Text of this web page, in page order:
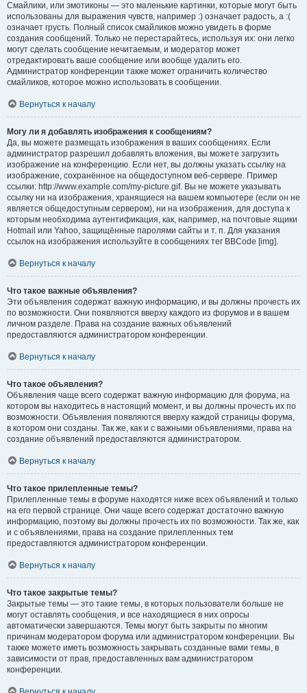
Смайлики, или эмотиконы — это маленькие картинки, которые могут быть
использованы для выражения чувств, например :) означает радость, а :(
означает грусть. Полный список смайликов можно увидеть в форме
создания сообщений. Только не перестарайтесь, используя их: они легко
могут сделать сообщение нечитаемым, и модератор может
отредактировать ваше сообщение или вообще удалить его.
Администратор конференции также может ограничить количество
смайликов, которое можно использовать в сообщении.
Вернуться к началу
Могу ли я добавлять изображения к сообщениям?
Да, вы можете размещать изображения в ваших сообщениях. Если
администратор разрешил добавлять вложения, вы можете загрузить
изображение на конференцию. Если нет, вы должны указать ссылку на
изображение, сохранённое на общедоступном веб-сервере. Пример
ссылки: http://www.example.com/my-picture.gif. Вы не можете указывать
ссылку ни на изображения, хранящиеся на вашем компьютере (если он не
является общедоступным сервером), ни на изображения, для доступа к
которым необходима аутентификация, как, например, на почтовые ящики
Hotmail или Yahoo, защищённые паролями сайты и т. п. Для указания
ссылок на изображения используйте в сообщениях тег BBCode [img].
Вернуться к началу
Что такое важные объявления?
Эти объявления содержат важную информацию, и вы должны прочесть их
по возможности. Они появляются вверху каждого из форумов и в вашем
личном разделе. Права на создание важных объявлений
предоставляются администратором конференции.
Вернуться к началу
Что такое объявления?
Объявления чаще всего содержат важную информацию для форума, на
котором вы находитесь в настоящий момент, и вы должны прочесть их по
возможности. Объявления появляются вверху каждой страницы форума,
в котором они созданы. Так же, как и с важными объявлениями, права на
создание объявлений предоставляются администратором.
Вернуться к началу
Что такое прилепленные темы?
Прилепленные темы в форуме находятся ниже всех объявлений и только
на его первой странице. Они чаще всего содержат достаточно важную
информацию, поэтому вы должны прочесть их по возможности. Так же, как
и с объявлениями, права на создание прилепленных тем
предоставляются администратором конференции.
Вернуться к началу
Что такое закрытые темы?
Закрытые темы — это такие темы, в которых пользователи больше не
могут оставлять сообщения, и все находящиеся в них опросы
автоматически завершаются. Темы могут быть закрыты по многим
причинам модератором форума или администратором конференции. Вы
также можете иметь возможность закрывать созданные вами темы, в
зависимости от прав, предоставленных вам администратором
конференции.